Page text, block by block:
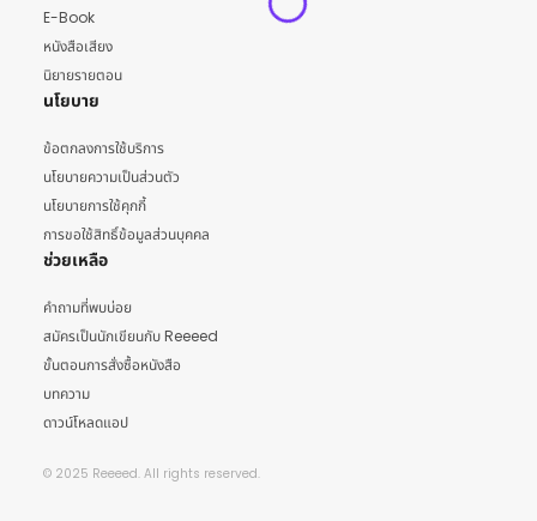
E-Book
หนังสือเสียง
นิยายรายตอน
นโยบาย
ข้อตกลงการใช้บริการ
นโยบายความเป็นส่วนตัว
นโยบายการใช้คุกกี้
การขอใช้สิทธิ์ข้อมูลส่วนบุคคล
ช่วยเหลือ
คำถามที่พบบ่อย
สมัครเป็นนักเขียนกับ Reeeed
ขั้นตอนการสั่งซื้อหนังสือ
บทความ
ดาวน์โหลดแอป
© 2025 Reeeed. All rights reserved.